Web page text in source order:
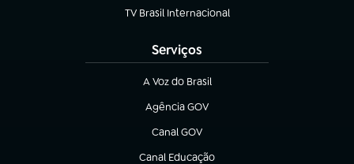
TV Brasil Internacional
(abre em nova aba)
Serviços
A Voz do Brasil
(abre em nova aba)
Agência GOV
(abre em nova aba)
Canal GOV
(abre em nova aba)
Canal Educação